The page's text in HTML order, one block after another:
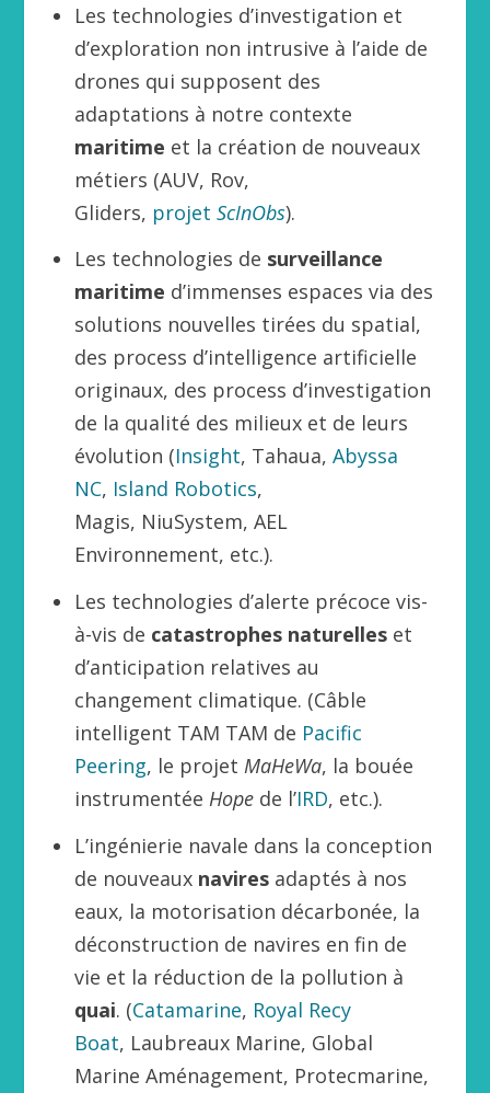
Les technologies d’investigation et
d’exploration non intrusive à l’aide de
drones qui supposent des
adaptations à notre contexte
maritime et la création de nouveaux
métiers (AUV, Rov,
Gliders, projet ScInObs).
Les technologies de surveillance
maritime d’immenses espaces via des
solutions nouvelles tirées du spatial,
des process d’intelligence artificielle
originaux, des process d’investigation
de la qualité des milieux et de leurs
évolution (Insight, Tahaua, Abyssa
NC, Island Robotics,
Magis, NiuSystem, AEL
Environnement, etc.).
Les technologies d’alerte précoce vis-
à-vis de catastrophes naturelleset
d’anticipation relatives au
changement climatique. (Câble
intelligent TAM TAM de Pacific
Peering, le projet MaHeWa, la bouée
instrumentée Hopede l’IRD, etc.).
L’ingénierie navale dans la conception
de nouveaux naviresadaptés à nos
eaux, la motorisation décarbonée, la
déconstruction de navires en fin de
vie et la réduction de la pollution à
quai. (Catamarine, Royal Recy
Boat, Laubreaux Marine, Global
Marine Aménagement, Protecmarine,